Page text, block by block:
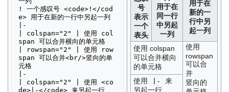
! 一个感叹号 <code>!</cod
e> 用于在新的一行中另起一列
|-
| colspan="2" | 使用 col
span 可以合并横向的单元格
| rowspan="2" | 使用 row
span 可以合并<br/>竖向的单
元格
|-
| colspan="2" | 使用 <co
de>|-</code> 来另起一行
号
表示
一个
表头
用于在
同一行
中另起
一列
用于在
新的一
行中另
起一列
使用 colspan
可以合并横向
的单元格
使用
rowspan
可以合
并
竖向的
使用 |-
来
另起一行